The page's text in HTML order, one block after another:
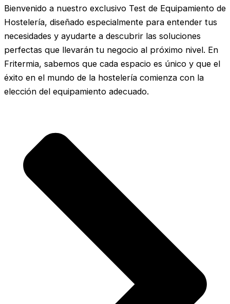
Bienvenido a nuestro exclusivo Test de Equipamiento de
Hostelería, diseñado especialmente para entender tus
necesidades y ayudarte a descubrir las soluciones
perfectas que llevarán tu negocio al próximo nivel. En
Fritermia, sabemos que cada espacio es único y que el
éxito en el mundo de la hostelería comienza con la
elección del equipamiento adecuado.